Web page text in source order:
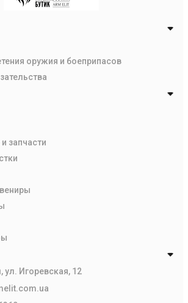
оружия и боеприпасов
запчасти
ул. Игоревская, 12